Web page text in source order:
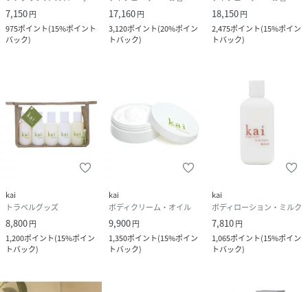
7,150円
975ポイント(15%ポイント
バック)
17,160円
3,120ポイント(20%ポイン
トバック)
18,150円
2,475ポイント(15%ポイン
トバック)
kai
トラベルグッズ
8,800円
1,200ポイント(15%ポイン
トバック)
kai
ボディクリーム・オイル
9,900円
1,350ポイント(15%ポイン
トバック)
kai
ボディローション・ミルク
7,810円
1,065ポイント(15%ポイン
トバック)